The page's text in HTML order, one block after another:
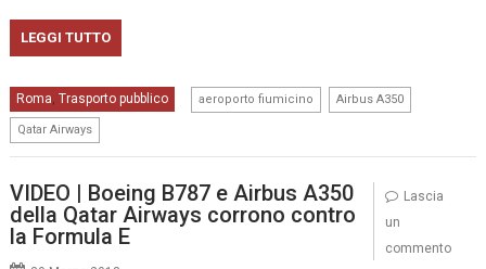
LEGGI TUTTO
Roma, Trasporto pubblico aeroporto fiumicino Airbus A350
Qatar Airways
VIDEO | Boeing B787 e Airbus A350
della Qatar Airways corrono contro
la Formula E
Lascia
un
commento